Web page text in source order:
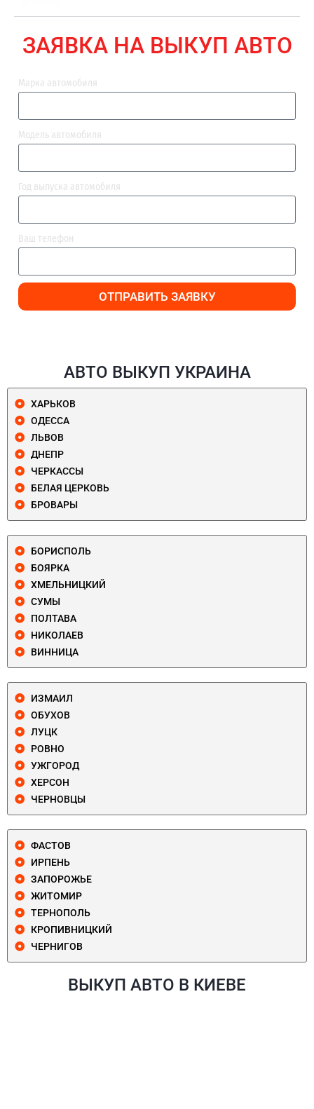
ЗАЯВКА НА ВЫКУП АВТО
Марка автомобиля
Модель автомобиля
Год выпуска автомобиля
Ваш телефон
ОТПРАВИТЬ ЗАЯВКУ
АВТО ВЫКУП УКРАИНА
ХАРЬКОВ
ОДЕССА
ЛЬВОВ
ДНЕПР
ЧЕРКАССЫ
БЕЛАЯ ЦЕРКОВЬ
БРОВАРЫ
БОРИСПОЛЬ
БОЯРКА
ХМЕЛЬНИЦКИЙ
СУМЫ
ПОЛТАВА
НИКОЛАЕВ
ВИННИЦА
ИЗМАИЛ
ОБУХОВ
ЛУЦК
РОВНО
УЖГОРОД
ХЕРСОН
ЧЕРНОВЦЫ
ФАСТОВ
ИРПЕНЬ
ЗАПОРОЖЬЕ
ЖИТОМИР
ТЕРНОПОЛЬ
КРОПИВНИЦКИЙ
ЧЕРНИГОВ
ВЫКУП АВТО В КИЕВЕ